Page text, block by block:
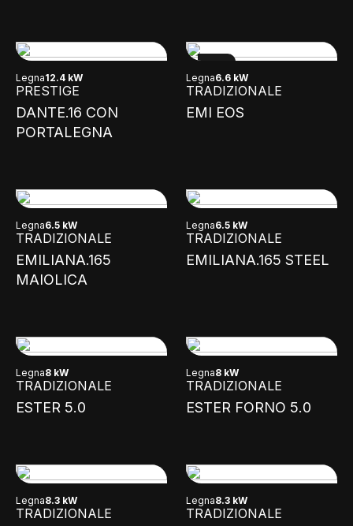
Legna12.4 kW
PRESTIGE
DANTE.16 CON
PORTALEGNA
Legna6.6 kW
TRADIZIONALE
EMI EOS
Legna6.5 kW
TRADIZIONALE
EMILIANA.165
MAIOLICA
Legna6.5 kW
TRADIZIONALE
EMILIANA.165 STEEL
Legna8 kW
TRADIZIONALE
ESTER 5.0
Legna8 kW
TRADIZIONALE
ESTER FORNO 5.0
Legna8.3 kW
TRADIZIONALE
Legna8.3 kW
TRADIZIONALE